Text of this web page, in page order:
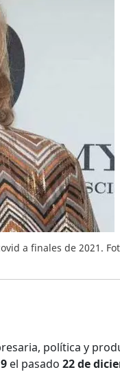
a finales de 2021.
política y
el pasado 22 de